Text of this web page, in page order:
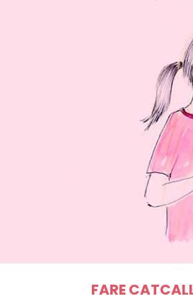
FARE